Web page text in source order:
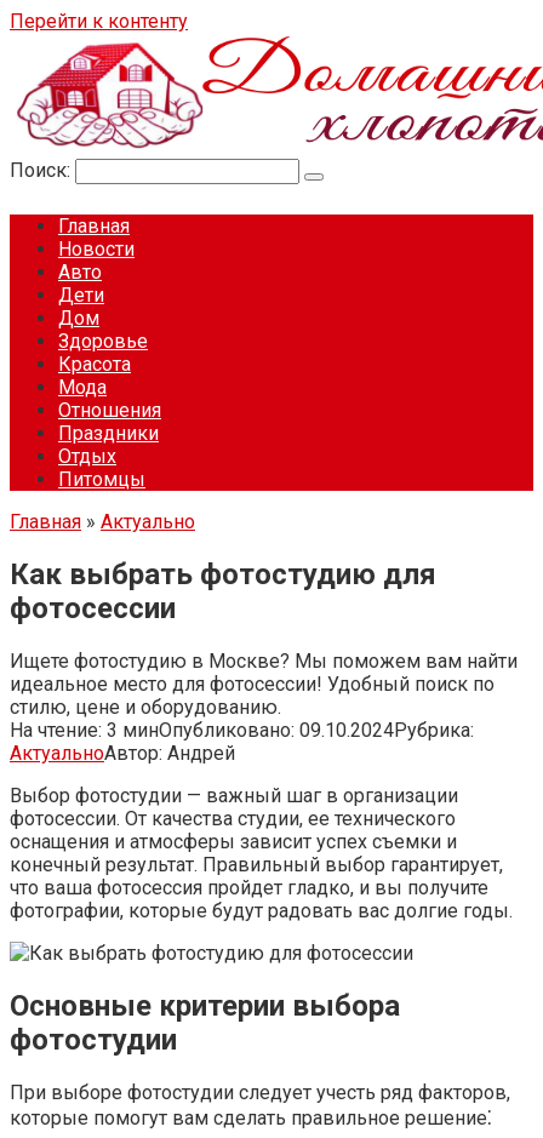
Перейти к контенту
Поиск:
Главная
Новости
Авто
Дети
Дом
Здоровье
Красота
Мода
Отношения
Праздники
Отдых
Питомцы
Главная » Актуально
Как выбрать фотостудию для
фотосессии
Ищете фотостудию в Москве? Мы поможем вам найти
идеальное место для фотосессии! Удобный поиск по
стилю, цене и оборудованию.
На чтение: 3 минОпубликовано: 09.10.2024Рубрика:
АктуальноАвтор: Андрей
Выбор фотостудии — важный шаг в организации
фотосессии. От качества студии, ее технического
оснащения и атмосферы зависит успех съемки и
конечный результат. Правильный выбор гарантирует,
что ваша фотосессия пройдет гладко, и вы получите
фотографии, которые будут радовать вас долгие годы.
Основные критерии выбора
фотостудии
При выборе фотостудии следует учесть ряд факторов,
которые помогут вам сделать правильное решение⁚